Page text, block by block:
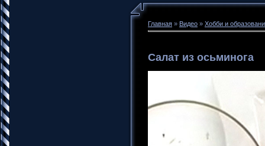
Главная » Видео » Хобби и
Салат из осьминога